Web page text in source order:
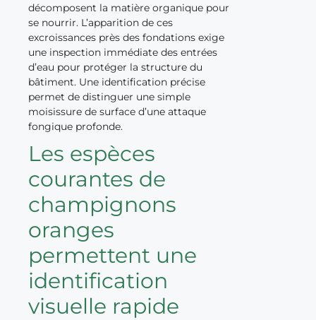
décomposent la matière organique pour
se nourrir. L’apparition de ces
excroissances près des fondations exige
une inspection immédiate des entrées
d’eau pour protéger la structure du
bâtiment. Une identification précise
permet de distinguer une simple
moisissure de surface d’une attaque
fongique profonde.
Les espèces
courantes de
champignons
oranges
permettent une
identification
visuelle rapide